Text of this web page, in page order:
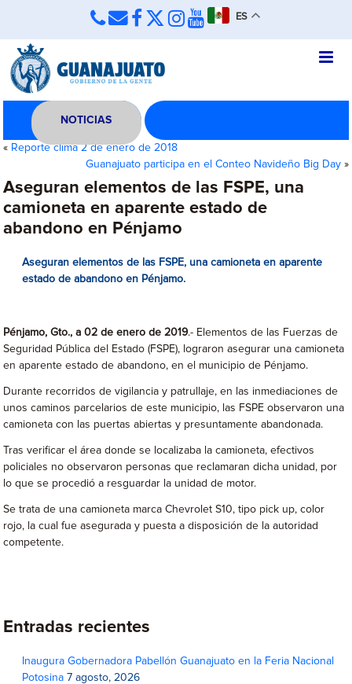
ES
NOTICIAS
« Reporte clima 2 de enero de 2018
Guanajuato participa en el Conteo Navideño Big Day»
Aseguran elementos de las FSPE, una
camioneta en aparente estado de
abandono en Pénjamo
Aseguran elementos de las FSPE, una camioneta en aparente
estado de abandono en Pénjamo.
Pénjamo, Gto., a 02 de enero de 2019.- Elementos de las Fuerzas de
Seguridad Pública del Estado (FSPE), lograron asegurar una camioneta
en aparente estado de abandono, en el municipio de Pénjamo.
Durante recorridos de vigilancia y patrullaje, en las inmediaciones de
unos caminos parcelarios de este municipio, las FSPE observaron una
camioneta con las puertas abiertas y presuntamente abandonada.
Tras verificar el área donde se localizaba la camioneta, efectivos
policiales no observaron personas que reclamaran dicha unidad, por
lo que se procedió a resguardar la unidad de motor.
Se trata de una camioneta marca Chevrolet S10, tipo pick up, color
rojo, la cual fue asegurada y puesta a disposición de la autoridad
competente.
Entradas recientes
Inaugura Gobernadora Pabellón Guanajuato en la Feria Nacional
Potosina 7 agosto, 2026